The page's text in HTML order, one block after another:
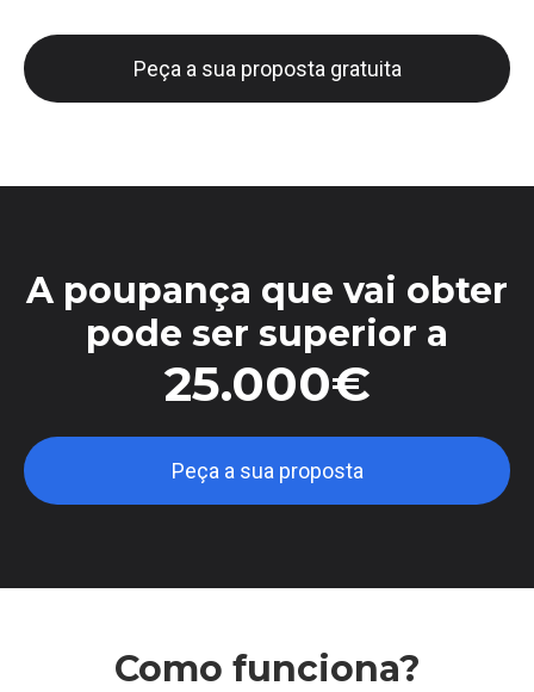
Peça a sua proposta gratuita
A poupança que vai obter
pode ser superior a
25.000€
Peça a sua proposta
Como funciona?